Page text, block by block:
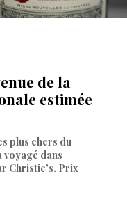
de la
estimée
plus chers du
dans
Christie’s. Prix